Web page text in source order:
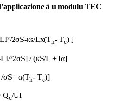
à u modulu TEC
²/2σS-κs/Lx(Th- Tc) ]
LI/²2σS] / (κS/L + Iα]
σS +α(Th- Tc)]
Qc/UI